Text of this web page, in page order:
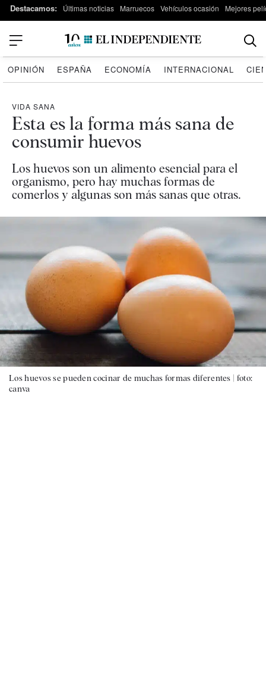
Destacamos: Últimas noticias Marruecos Vehículos ocasión Mejores
OPINIÓN ESPAÑA ECONOMÍA INTERNACIONAL
VIDA SANA
Esta es la forma más sana de
consumir huevos
Los huevos son un alimento esencial para el
organismo, pero hay muchas formas de
comerlos y algunas son más sanas que otras.
Los huevos se pueden cocinar de muchas formas diferentes | foto:
canva